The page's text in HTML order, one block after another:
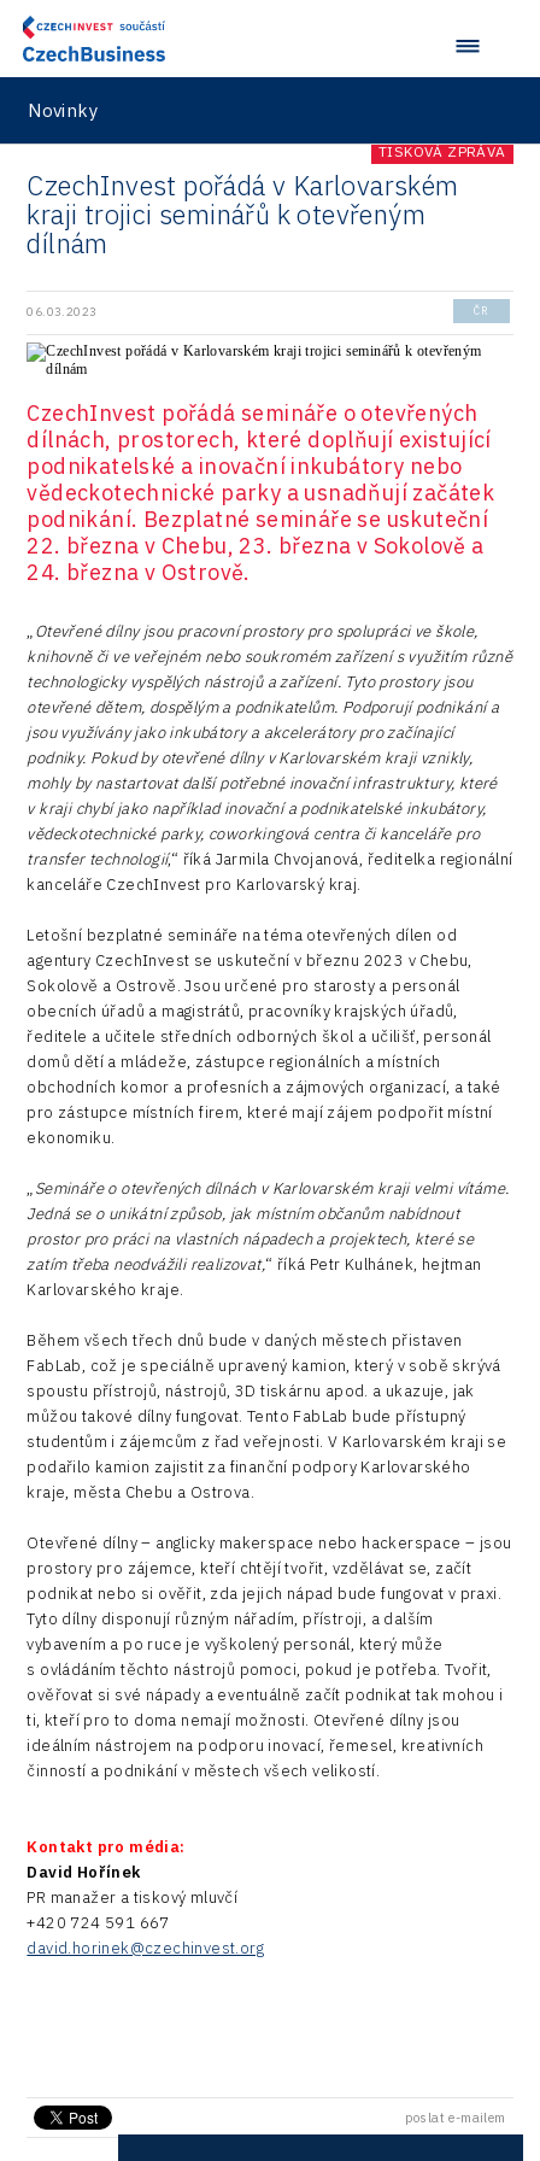
Novinky
TISKOVÁ ZPRÁVA
CzechInvest pořádá v Karlovarském
kraji trojici seminářů k otevřeným
dílnám
06.03.2023 ČR
CzechInvest pořádá semináře o otevřených
dílnách, prostorech, které doplňují existující
podnikatelské a inovační inkubátory nebo
vědeckotechnické parky a usnadňují začátek
podnikání. Bezplatné semináře se uskuteční
22. března v Chebu, 23. března v Sokolově a
24. března v Ostrově.
„Otevřené dílny jsou pracovní prostory pro spolupráci ve škole,
knihovně či ve veřejném nebo soukromém zařízení s využitím různě
technologicky vyspělých nástrojů a zařízení. Tyto prostory jsou
otevřené dětem, dospělým a podnikatelům. Podporují podnikání a
jsou využívány jako inkubátory a akcelerátory pro začínající
podniky. Pokud by otevřené dílny v Karlovarském kraji vznikly,
mohly by nastartovat další potřebné inovační infrastruktury, které
v kraji chybí jako například inovační a podnikatelské inkubátory,
vědeckotechnické parky, coworkingová centra či kanceláře pro
transfer technologií,“ říká Jarmila Chvojanová, ředitelka regionální
kanceláře CzechInvest pro Karlovarský kraj.
Letošní bezplatné semináře na téma otevřených dílen od
agentury CzechInvest se uskuteční v březnu 2023 v Chebu,
Sokolově a Ostrově. Jsou určené pro starosty a personál
obecních úřadů a magistrátů, pracovníky krajských úřadů,
ředitele a učitele středních odborných škol a učilišť, personál
domů dětí a mládeže, zástupce regionálních a místních
obchodních komor a profesních a zájmových organizací, a také
pro zástupce místních firem, které mají zájem podpořit místní
ekonomiku.
„Semináře o otevřených dílnách v Karlovarském kraji velmi vítáme.
Jedná se o unikátní způsob, jak místním občanům nabídnout
prostor pro práci na vlastních nápadech a projektech, které se
zatím třeba neodvážili realizovat,“ říká Petr Kulhánek, hejtman
Karlovarského kraje.
Během všech třech dnů bude v daných městech přistaven
FabLab, což je speciálně upravený kamion, který v sobě skrývá
spoustu přístrojů, nástrojů, 3D tiskárnu apod. a ukazuje, jak
můžou takové dílny fungovat. Tento FabLab bude přístupný
studentům i zájemcům z řad veřejnosti. V Karlovarském kraji se
podařilo kamion zajistit za finanční podpory Karlovarského
kraje, města Chebu a Ostrova.
Otevřené dílny – anglicky makerspace nebo hackerspace – jsou
prostory pro zájemce, kteří chtějí tvořit, vzdělávat se, začít
podnikat nebo si ověřit, zda jejich nápad bude fungovat v praxi.
Tyto dílny disponují různým nářadím, přístroji, a dalším
vybavením a po ruce je vyškolený personál, který může
s ovládáním těchto nástrojů pomoci, pokud je potřeba. Tvořit,
ověřovat si své nápady a eventuálně začít podnikat tak mohou i
ti, kteří pro to doma nemají možnosti. Otevřené dílny jsou
ideálním nástrojem na podporu inovací, řemesel, kreativních
činností a podnikání v městech všech velikostí.
Kontakt pro média:
David Hořínek
PR manažer a tiskový mluvčí
+420 724 591 667
david.horinek@czechinvest.org
poslat e-mailem